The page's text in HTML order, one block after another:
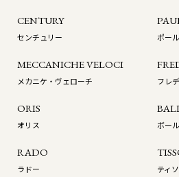
CENTURY
センチュリー ポー
MECCANICHE VELOCI
メカニケ・ヴェローチ フレ
ORIS
オリス ボー
RADO
ラドー ティソ